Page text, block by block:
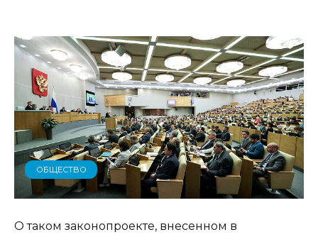
ОБЩЕСТВО
О таком законопроекте, внесенном в